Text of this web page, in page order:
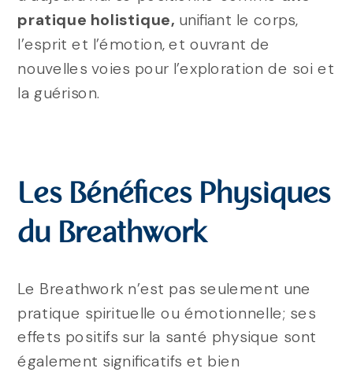
pratique holistique, unifiant le corps,
l’esprit et l’émotion, et ouvrant de
nouvelles voies pour l’exploration de soi et
la guérison.
Les Bénéfices Physiques
du Breathwork
Le Breathwork n’est pas seulement une
pratique spirituelle ou émotionnelle; ses
effets positifs sur la santé physique sont
également significatifs et bien